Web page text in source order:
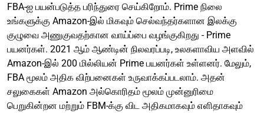
FBA-ஐ பயன்படுத்த பரிந்துரை செய்கிறோம். Prime நிலை
உங்களுக்கு Amazon-இல் மிகவும் செல்வந்தர்களான இலக்கு
குழுவை அணுகுவதற்கான வாய்ப்பை வழங்குகிறது - Prime
பயனர்கள். 2021 ஆம் ஆண்டின் நிலவரப்படி, உலகளாவிய அளவில்
Amazon-இல் 200 மில்லியன் Prime பயனர்கள் உள்ளனர். மேலும்,
FBA மூலம் அதிக விற்பனைகள் உருவாக்கப்படலாம். அதன்
சலுகைகள் Amazon அல்கொரிதம் மூலம் முன்னுரிமை
பெறுகின்றன மற்றும் FBM-க்கு விட அதிகமாகவும் எளிதாகவும்